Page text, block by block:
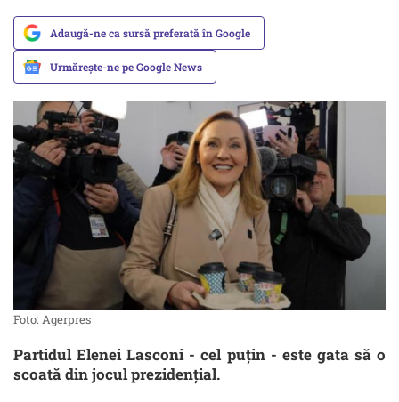
Adaugă-ne ca sursă preferată în Google
Urmărește-ne pe Google News
Foto: Agerpres
Partidul Elenei Lasconi - cel puțin - este gata să o
scoată din jocul prezidențial.